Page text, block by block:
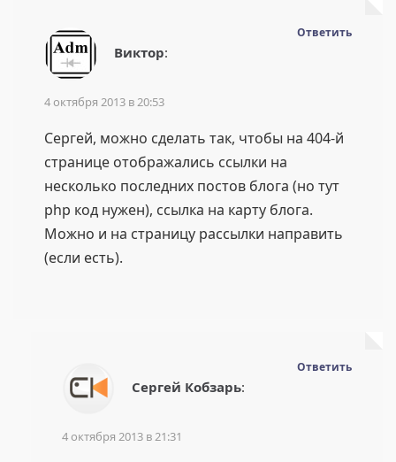
Виктор:
4 октября 2013 в 20:53
Сергей, можно сделать так, чтобы на 404-й
странице отображались ссылки на
несколько последних постов блога (но тут
php код нужен), ссылка на карту блога.
Можно и на страницу рассылки направить
(если есть).
Ответить
Сергей Кобзарь:
4 октября 2013 в 21:31
Ответить